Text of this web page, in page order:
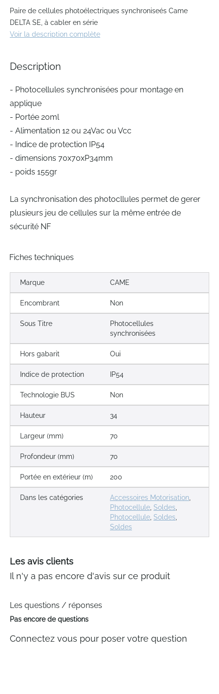
to
the
beginning
of
gallery
Paire de cellules photoélectriques synchroniseés Came
DELTA SE, à cabler en série
Voir la description complète
Description
- Photocellules synchronisées pour montage en
applique
- Portée 20ml
- Alimentation 12 ou 24Vac ou Vcc
- Indice de protection IP54
- dimensions 70x70xP34mm
- poids 155gr
La synchronisation des photocllules permet de gerer
plusieurs jeu de cellules sur la même entrée de
sécurité NF
Fiches techniques
Marque CAME
Encombrant Non
Sous Titre
Photocellules
synchronisées
Hors gabarit Oui
Indice de protection IP54
Technologie BUS Non
Hauteur 34
Largeur (mm) 70
Profondeur (mm) 70
Portée en extérieur (m) 200
Dans les catégories Accessoires Motorisation,
Photocellule, Soldes,
Photocellule, Soldes,
Soldes
Les avis clients
Il n'y a pas encore d'avis sur ce produit
Les questions / réponses
Pas encore de questions
Connectez vous pour poser votre question